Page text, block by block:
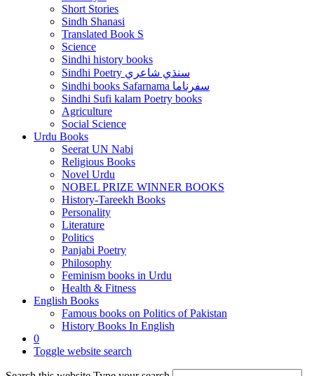
Short Stories
Sindh Shanasi
Translated Book S
Science
Sindhi history books
Sindhi Poetry سنڌي شاعري
Sindhi books Safarnama سفرناما
Sindhi Sufi kalam Poetry books
Agriculture
Social Science
Urdu Books
Seerat UN Nabi
Religious Books
Novel Urdu
NOBEL PRIZE WINNER BOOKS
History-Tareekh Books
Personality
Literature
Politics
Panjabi Poetry
Philosophy
Feminism books in Urdu
Health & Fitness
English Books
Famous books on Politics of Pakistan
History Books In English
0
Toggle website search